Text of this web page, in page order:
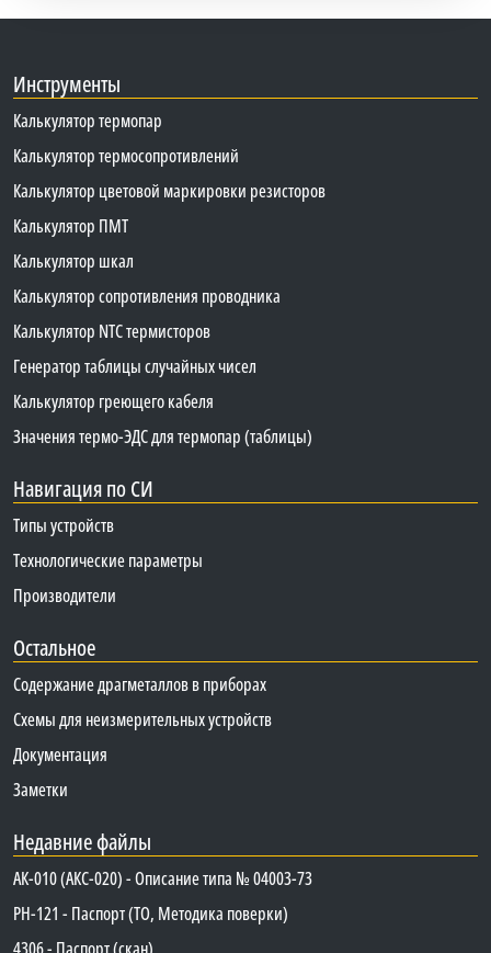
Инструменты
Калькулятор термопар
Калькулятор термосопротивлений
Калькулятор цветовой маркировки резисторов
Калькулятор ПМТ
Калькулятор шкал
Калькулятор сопротивления проводника
Калькулятор NTC термисторов
Генератор таблицы случайных чисел
Калькулятор греющего кабеля
Значения термо-ЭДС для термопар (таблицы)
Навигация по СИ
Типы устройств
Технологические параметры
Производители
Остальное
Содержание драгметаллов в приборах
Схемы для неизмерительных устройств
Документация
Заметки
Недавние файлы
АК-010 (АКС-020) - Описание типа № 04003-73
PH-121 - Паспорт (ТО, Методика поверки)
4306 - Паспорт (скан)